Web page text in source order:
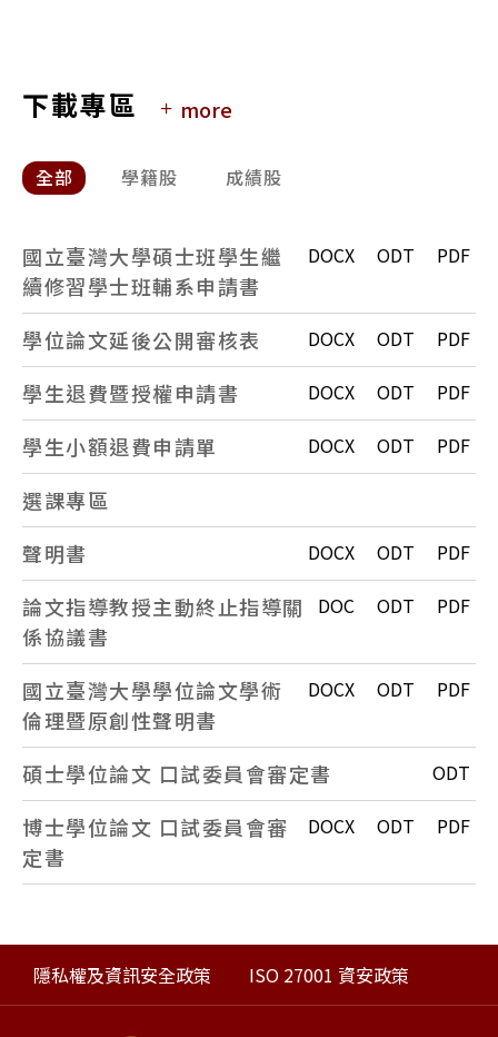
下載專區 more
全部 學籍股 成績股
國立臺灣大學碩士班學生繼
續修習學士班輔系申請書
DOCX ODT PDF
學位論文延後公開審核表 DOCX ODT PDF
學生退費暨授權申請書 DOCX ODT PDF
學生小額退費申請單 DOCX ODT PDF
選課專區
聲明書
DOCX ODT PDF
論文指導教授主動終止指導關
係協議書
DOC ODT PDF
國立臺灣大學學位論文學術
倫理暨原創性聲明書
DOCX ODT PDF
碩士學位論文 口試委員會審定書 ODT
博士學位論文 口試委員會審
定書
DOCX ODT PDF
隱私權及資訊安全政策 ISO 27001 資安政策